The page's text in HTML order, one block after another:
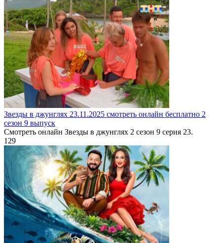
Звезды в джунглях 23.11.2025 смотреть онлайн бесплатно 2
сезон 9 выпуск
Смотреть онлайн Звезды в джунглях 2 сезон 9 серия 23.
1 29